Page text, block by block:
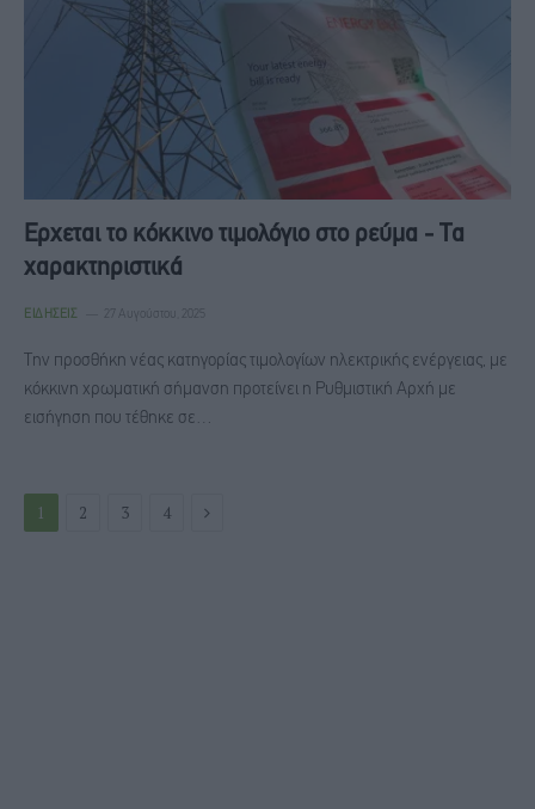
Ερχεται το κόκκινο τιμολόγιο στο ρεύμα - Τα
χαρακτηριστικά
ΕΙΔΉΣΕΙΣ 27 Αυγούστου, 2025
Την προσθήκη νέας κατηγορίας τιμολογίων ηλεκτρικής ενέργειας, με
κόκκινη χρωματική σήμανση προτείνει η Ρυθμιστική Αρχή με
εισήγηση που τέθηκε σε…
1 2 3 4 Next